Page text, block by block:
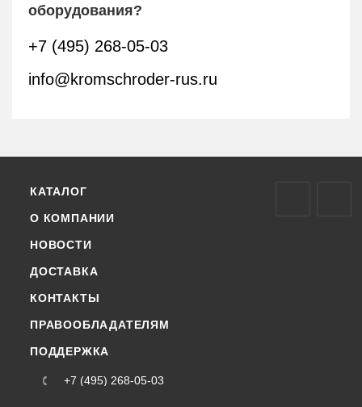
оборудования?
+7 (495) 268-05-03
info@kromschroder-rus.ru
КАТАЛОГ
О КОМПАНИИ
НОВОСТИ
ДОСТАВКА
КОНТАКТЫ
ПРАВООБЛАДАТЕЛЯМ
ПОДДЕРЖКА
+7 (495) 268-05-03